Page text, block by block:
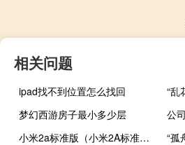
相关问题
ipad找不到位置怎么找回
“乱
梦幻西游房子最小多少层
公
小米2a标准版（小米2A标准版是什么意思~）
“孤